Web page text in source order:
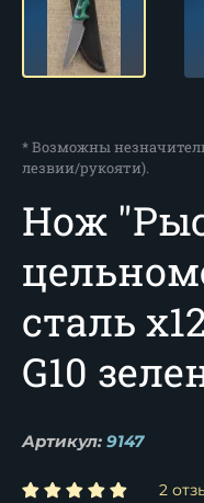
* Возможны
лезвии/рукояти).
Нож
сталь
G10
Артикул: 9147
2